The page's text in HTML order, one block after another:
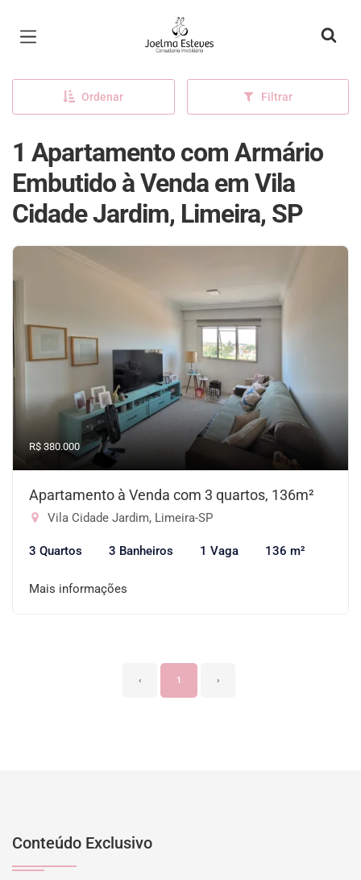
Página inicial
Ordenar Filtrar
1 Apartamento com Armário
Embutido à Venda em Vila
Cidade Jardim, Limeira, SP
R$ 380.000
Apartamento à Venda com 3 quartos, 136m²
Vila Cidade Jardim, Limeira-SP
3 Quartos 3 Banheiros 1 Vaga 136 m²
Mais informações
‹ 1 ›
Conteúdo Exclusivo